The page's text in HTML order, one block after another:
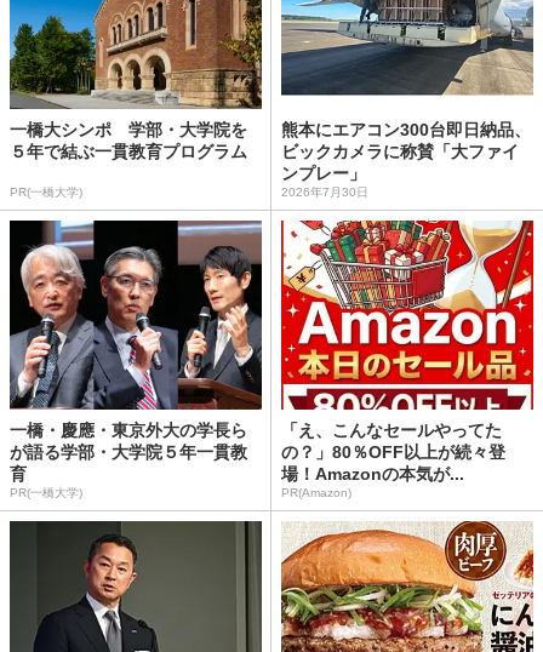
一橋大シンポ 学部・大学院を
５年で結ぶ一貫教育プログラム
PR(一橋大学)
熊本にエアコン300台即日納品、
ビックカメラに称賛「大ファイ
ンプレー」
2026年7月30日
一橋・慶應・東京外大の学長ら
が語る学部・大学院５年一貫教
育
PR(一橋大学)
「え、こんなセールやってた
の？」80％OFF以上が続々登
場！Amazonの本気が...
PR(Amazon)